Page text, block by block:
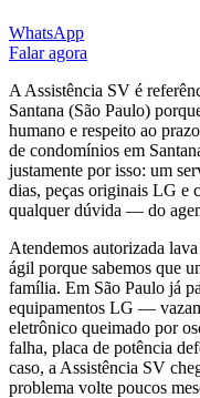
WhatsApp
Falar agora
A Assistência SV é
Santana (São Paulo)
humano e respeito ao
de condomínios em
justamente por isso: um
dias, peças originais LG e
qualquer dúvida — do
Atendemos autorizada
ágil porque sabemos que
família. Em São Paulo já
equipamentos LG —
eletrônico queimado por
falha, placa de potência
caso, a Assistência SV
problema volte poucos